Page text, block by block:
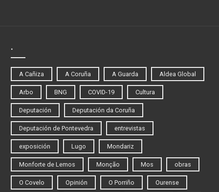
.
A Cañiza A Coruña A Guarda Aldea Global
Arbo BNG COVID-19 Cultura
Deputación Deputación da Coruña
Deputación de Pontevedra entrevistas
exposición Lugo Mondariz
Monforte de Lemos Monção Mos obras
O Covelo Opinión O Porriño Ourense